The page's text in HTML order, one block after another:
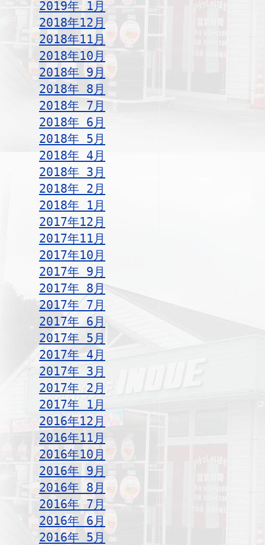
2019年 1月
2018年12月
2018年11月
2018年10月
2018年 9月
2018年 8月
2018年 7月
2018年 6月
2018年 5月
2018年 4月
2018年 3月
2018年 2月
2018年 1月
2017年12月
2017年11月
2017年10月
2017年 9月
2017年 8月
2017年 7月
2017年 6月
2017年 5月
2017年 4月
2017年 3月
2017年 2月
2017年 1月
2016年12月
2016年11月
2016年10月
2016年 9月
2016年 8月
2016年 7月
2016年 6月
2016年 5月